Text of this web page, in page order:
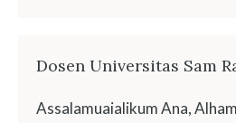
Dosen Universitas Sam
Assalamuaialikum Ana,